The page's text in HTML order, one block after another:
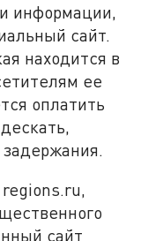
информации,
сайт.
находится в
ее
оплатить
задержания.
regions.ru,
сайт